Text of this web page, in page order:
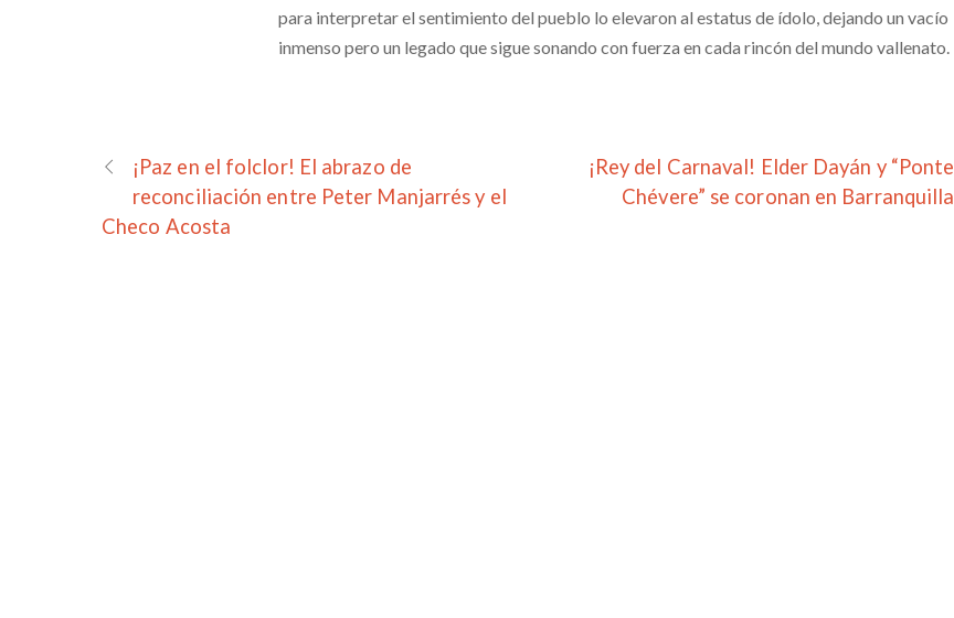
para interpretar el sentimiento del pueblo lo elevaron al estatus de ídolo, dejando un vacío
inmenso pero un legado que sigue sonando con fuerza en cada rincón del mundo vallenato.
¡Paz en el folclor! El abrazo de
reconciliación entre Peter Manjarrés y el
Checo Acosta
¡Rey del Carnaval! Elder Dayán y “Ponte
Chévere” se coronan en Barranquilla